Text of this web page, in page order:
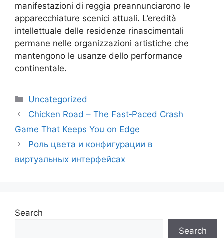
manifestazioni di reggia preannunciarono le
apparecchiature scenici attuali. L’eredità
intellettuale delle residenze rinascimentali
permane nelle organizzazioni artistiche che
mantengono le usanze dello performance
continentale.
Uncategorized
Chicken Road – The Fast‑Paced Crash
Game That Keeps You on Edge
Роль цвета и конфигурации в
виртуальных интерфейсах
Search
Search